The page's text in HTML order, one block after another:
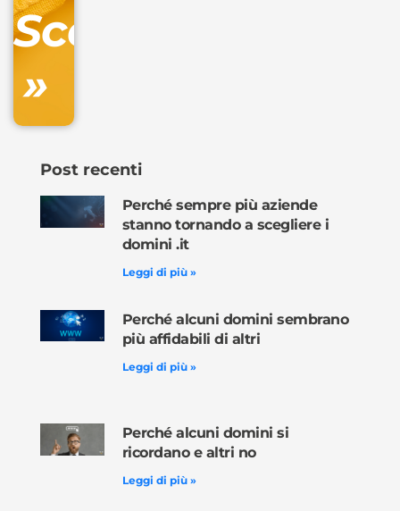
Scopri
»
Post recenti
Perché sempre più aziende
stanno tornando a scegliere i
domini .it
Leggi di più »
Perché alcuni domini sembrano
più affidabili di altri
Leggi di più »
Perché alcuni domini si
ricordano e altri no
Leggi di più »